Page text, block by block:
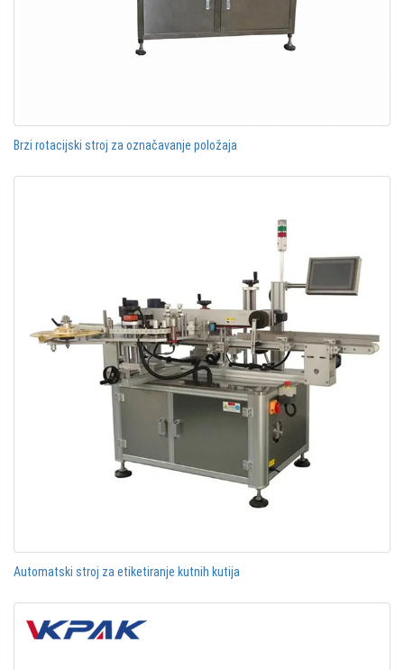
Brzi rotacijski stroj za označavanje položaja
Automatski stroj za etiketiranje kutnih kutija